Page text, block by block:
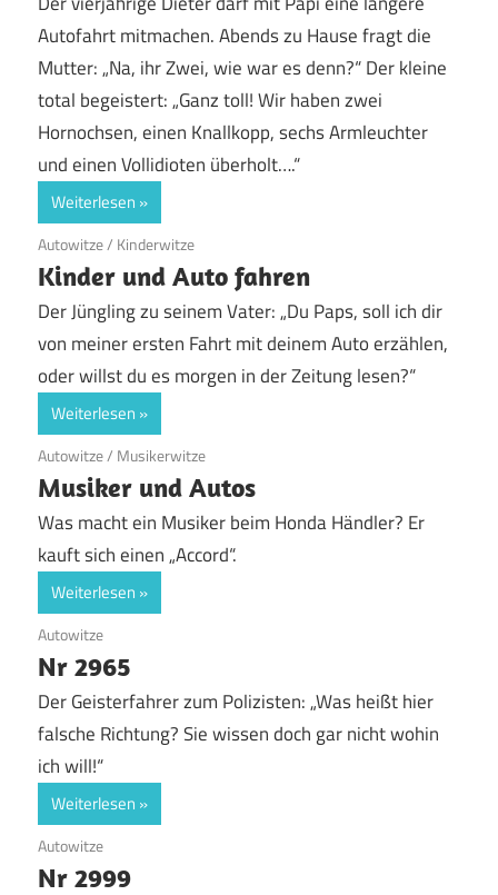
Autofahrt mitmachen. Abends zu Hause fragt die
Mutter: „Na, ihr Zwei, wie war es denn?“ Der kleine
total begeistert: „Ganz toll! Wir haben zwei
Hornochsen, einen Knallkopp, sechs Armleuchter
und einen Vollidioten überholt….“
Weiterlesen
19. Juni 2020
Autowitze/ Kinderwitze
Kinder und Auto fahren
Der Jüngling zu seinem Vater: „Du Paps, soll ich dir
von meiner ersten Fahrt mit deinem Auto erzählen,
oder willst du es morgen in der Zeitung lesen?“
Weiterlesen
19. Juni 2020
Autowitze/ Musikerwitze
Musiker und Autos
Was macht ein Musiker beim Honda Händler? Er
kauft sich einen „Accord“.
Weiterlesen
9. April 2019
Autowitze
Nr 2965
Der Geisterfahrer zum Polizisten: „Was heißt hier
falsche Richtung? Sie wissen doch gar nicht wohin
ich will!“
Weiterlesen
9. April 2019
Autowitze
Nr 2999